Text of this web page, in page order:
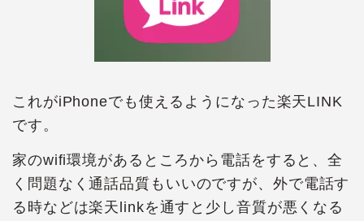
これがiPhoneでも使えるようになった楽天LINK
です。
家のwifi環境があるところから電話をすると、全
く問題なく通話品質もいいのですが、外で電話す
る時などは楽天linkを通すと少し音質が悪くなる